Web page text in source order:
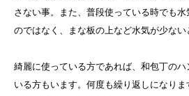
さない事。また、普段使っている時でも水
のではなく、まな板の上など水気が少ない
綺麗に使っている方であれば、和包丁の
いる方もいます。何度も繰り返しになり